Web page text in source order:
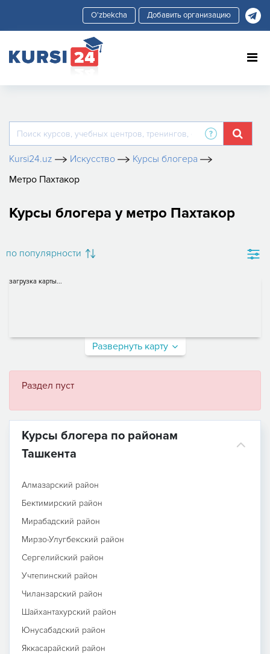
Добавить организацию
Kursi24.uz Искусство
Курсы блогера
Метро Пахтакор
Курсы блогера у метро Пахтакор
по популярности
загрузка карты...
Развернуть карту
Раздел пуст
Курсы блогера по районам
Ташкента
Алмазарский район
Бектимирский район
Мирабадский район
Мирзо-Улугбекский район
Сергелийский район
Учтепинский район
Чиланзарский район
Шайхантахурский район
Юнусабадский район
Яккасарайский район